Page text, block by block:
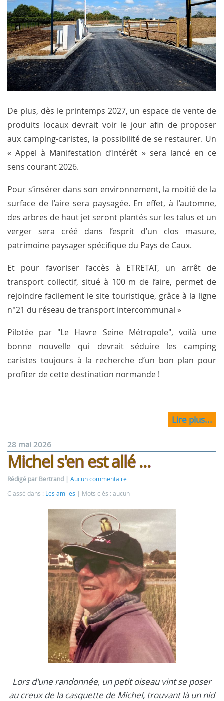
De plus, dès le printemps 2027, un espace de vente de
produits locaux devrait voir le jour afin de proposer
aux camping-caristes, la possibilité de se restaurer. Un
« Appel à Manifestation d’Intérêt » sera lancé en ce
sens courant 2026.
Pour s’insérer dans son environnement, la moitié de la
surface de l’aire sera paysagée. En effet, à l’automne,
des arbres de haut jet seront plantés sur les talus et un
verger sera créé dans l’esprit d’un clos masure,
patrimoine paysager spécifique du Pays de Caux.
Et pour favoriser l’accès à ETRETAT, un arrêt de
transport collectif, situé à 100 m de l’aire, permet de
rejoindre facilement le site touristique, grâce à la ligne
n°21 du réseau de transport intercommunal »
Pilotée par "Le Havre Seine Métropole", voilà une
bonne nouvelle qui devrait séduire les camping
caristes toujours à la recherche d’un bon plan pour
profiter de cette destination normande !
Lire plus...
28 mai 2026
Michel s'en est allé ...
Rédigé par Bertrand
Aucun commentaire
Classé dans : Les ami-es Mots clés : aucun
Lors d'une randonnée, un petit oiseau vint se poser
au creux de la casquette de Michel, trouvant là un nid